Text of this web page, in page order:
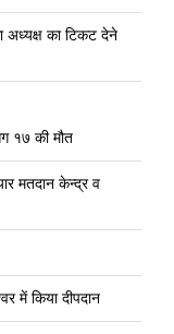
अध्यक्ष का टिकट देने
१७ की मौत
मतदान केन्द्र व
में किया दीपदान